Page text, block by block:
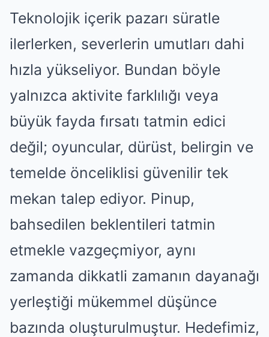
Teknolojik içerik pazarı süratle
ilerlerken, severlerin umutları dahi
hızla yükseliyor. Bundan böyle
yalnızca aktivite farklılığı veya
büyük fayda fırsatı tatmin edici
değil; oyuncular, dürüst, belirgin ve
temelde önceliklisi güvenilir tek
mekan talep ediyor. Pinup,
bahsedilen beklentileri tatmin
etmekle vazgeçmiyor, aynı
zamanda dikkatli zamanın dayanağı
yerleştiği mükemmel düşünce
bazında oluşturulmuştur. Hedefimiz,